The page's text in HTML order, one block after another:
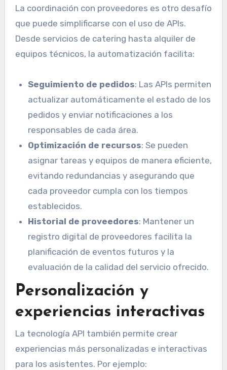
La coordinación con proveedores es otro desafío
que puede simplificarse con el uso de APIs.
Desde servicios de catering hasta alquiler de
equipos técnicos, la automatización facilita:
Seguimiento de pedidos: Las APIs permiten
actualizar automáticamente el estado de los
pedidos y enviar notificaciones a los
responsables de cada área.
Optimización de recursos: Se pueden
asignar tareas y equipos de manera eficiente,
evitando redundancias y asegurando que
cada proveedor cumpla con los tiempos
establecidos.
Historial de proveedores: Mantener un
registro digital de proveedores facilita la
planificación de eventos futuros y la
evaluación de la calidad del servicio ofrecido.
Personalización y
experiencias interactivas
La tecnología API también permite crear
experiencias más personalizadas e interactivas
para los asistentes. Por ejemplo: